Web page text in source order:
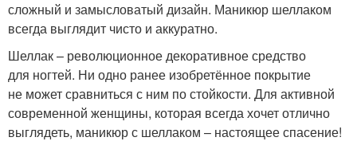
сложный и замысловатый дизайн. Маникюр шеллаком
всегда выглядит чисто и аккуратно.
Шеллак – революционное декоративное средство
для ногтей. Ни одно ранее изобретённое покрытие
не может сравниться с ним по стойкости. Для активной
современной женщины, которая всегда хочет отлично
выглядеть, маникюр с шеллаком – настоящее спасение!